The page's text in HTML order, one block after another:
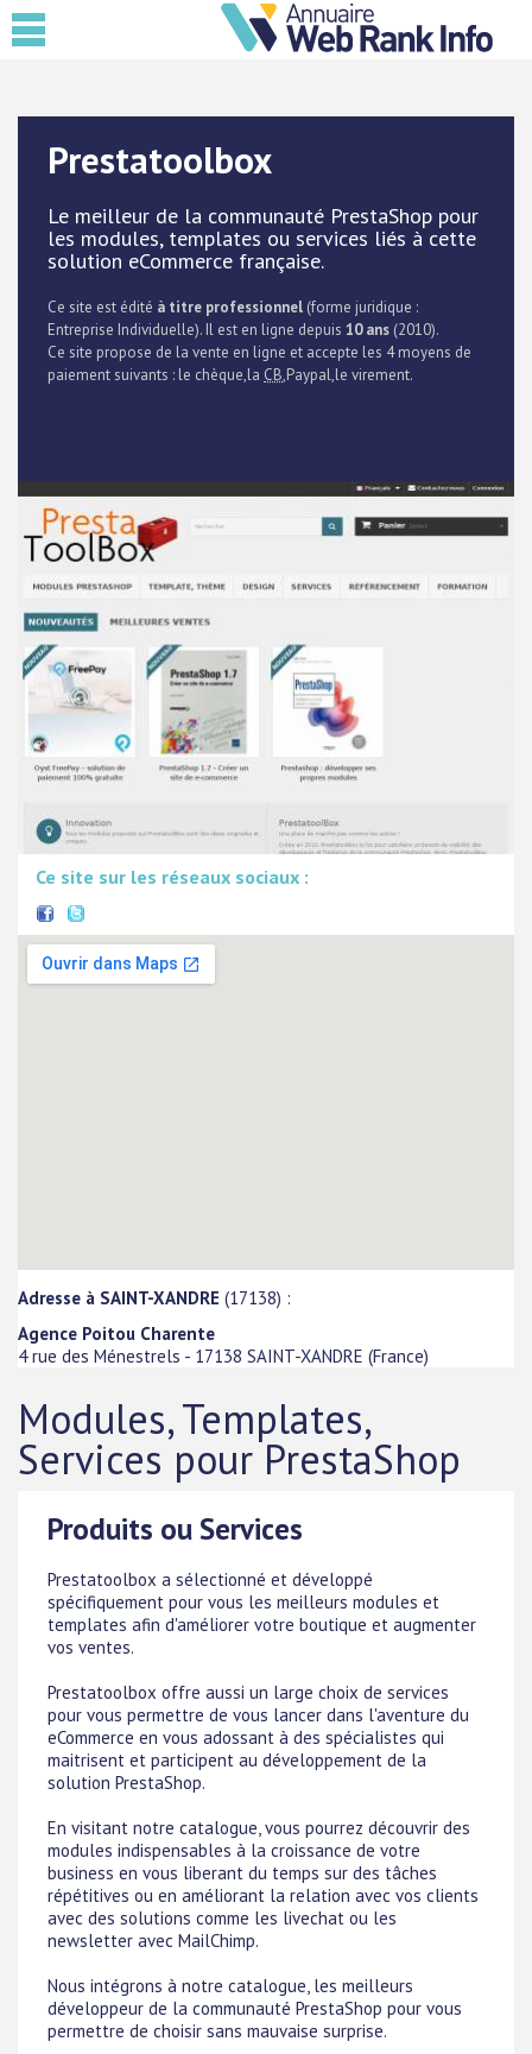
Prestatoolbox
Le meilleur de la communauté PrestaShop pour
les modules, templates ou services liés à cette
solution eCommerce française.
Ce site est édité à titre professionnel (forme juridique :
Entreprise Individuelle). Il est en ligne depuis 10 ans (2010).
Ce site propose de la vente en ligne et accepte les 4 moyens de
paiement suivants : le chèque,la CB,Paypal,le virement.
Ce site sur les réseaux sociaux :
Adresse à SAINT-XANDRE (17138) :
Agence Poitou Charente
4 rue des Ménestrels - 17138 SAINT-XANDRE (France)
Modules, Templates,
Services pour PrestaShop
Produits ou Services
Prestatoolbox a sélectionné et développé
spécifiquement pour vous les meilleurs modules et
templates afin d'améliorer votre boutique et augmenter
vos ventes.
Prestatoolbox offre aussi un large choix de services
pour vous permettre de vous lancer dans l'aventure du
eCommerce en vous adossant à des spécialistes qui
maitrisent et participent au développement de la
solution PrestaShop.
En visitant notre catalogue, vous pourrez découvrir des
modules indispensables à la croissance de votre
business en vous liberant du temps sur des tâches
répétitives ou en améliorant la relation avec vos clients
avec des solutions comme les livechat ou les
newsletter avec MailChimp.
Nous intégrons à notre catalogue, les meilleurs
développeur de la communauté PrestaShop pour vous
permettre de choisir sans mauvaise surprise.